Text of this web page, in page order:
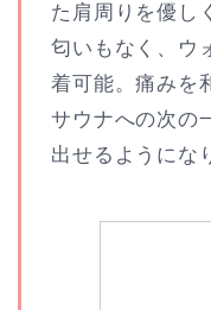
た肩周りを優し
匂いもなく、ウ
着可能。痛みを
サウナへの次の
出せるようにな